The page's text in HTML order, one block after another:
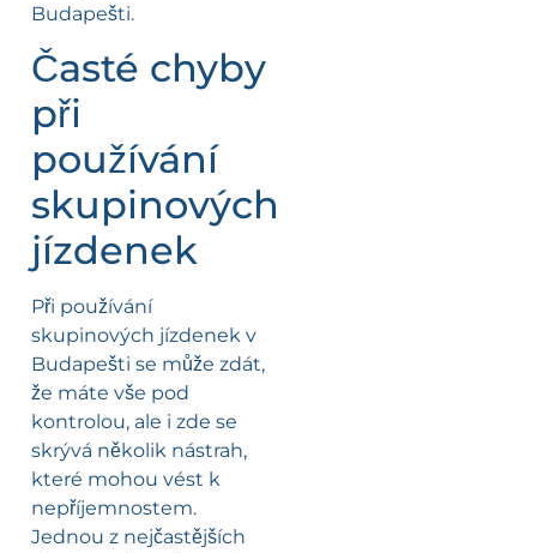
Budapešti.
Časté chyby
při
používání
skupinových
jízdenek
Při používání
skupinových jízdenek v
Budapešti se může zdát,
že máte vše pod
kontrolou, ale i zde se
skrývá několik nástrah,
které mohou vést k
nepříjemnostem.
Jednou z nejčastějších